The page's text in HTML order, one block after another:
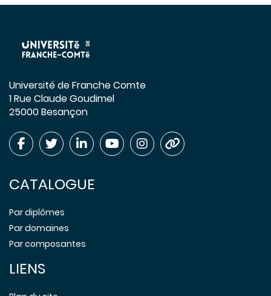
Université de Franche Comte
1 Rue Claude Goudimel
25000 Besançon
CATALOGUE
Par diplômes
Par domaines
Par composantes
LIENS